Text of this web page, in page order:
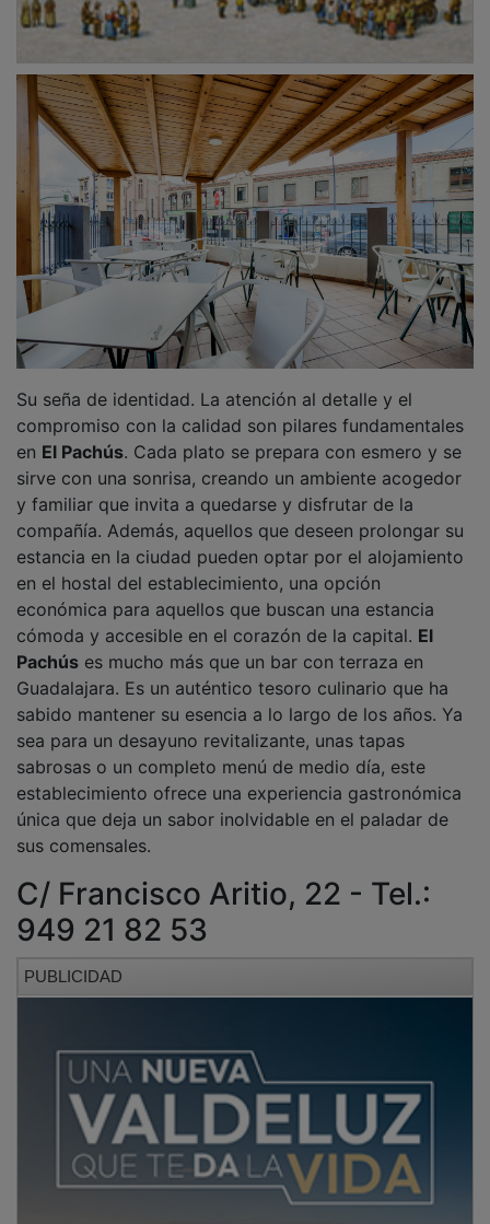
Su seña de identidad. La atención al detalle y el
compromiso con la calidad son pilares fundamentales
en El Pachús. Cada plato se prepara con esmero y se
sirve con una sonrisa, creando un ambiente acogedor
y familiar que invita a quedarse y disfrutar de la
compañía. Además, aquellos que deseen prolongar su
estancia en la ciudad pueden optar por el alojamiento
en el hostal del establecimiento, una opción
económica para aquellos que buscan una estancia
cómoda y accesible en el corazón de la capital. El
Pachús es mucho más que un bar con terraza en
Guadalajara. Es un auténtico tesoro culinario que ha
sabido mantener su esencia a lo largo de los años. Ya
sea para un desayuno revitalizante, unas tapas
sabrosas o un completo menú de medio día, este
establecimiento ofrece una experiencia gastronómica
única que deja un sabor inolvidable en el paladar de
sus comensales.
C/ Francisco Aritio, 22 - Tel.:
949 21 82 53
PUBLICIDAD